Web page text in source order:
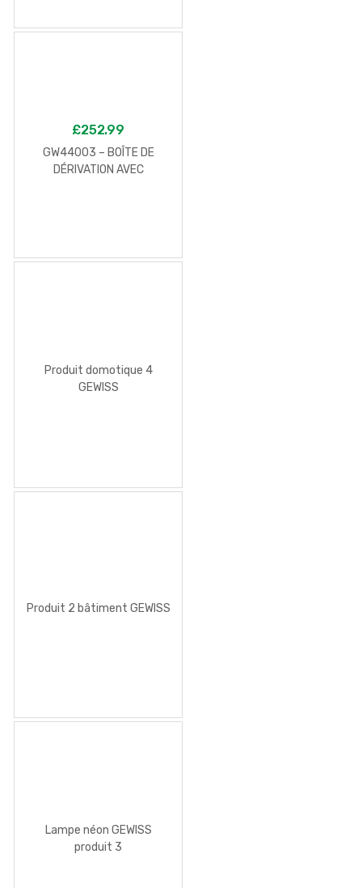
£252.99
GW44003 – BOÎTE DE
DÉRIVATION AVEC
GRADINS À ENTRÉE
Produit domotique 4
GEWISS
Produit 2 bâtiment GEWISS
Lampe néon GEWISS
produit 3